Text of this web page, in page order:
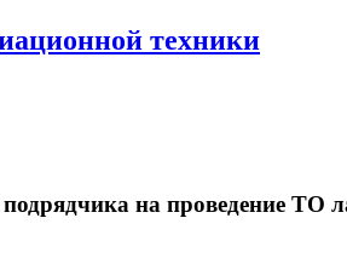
техники
на проведение ТО